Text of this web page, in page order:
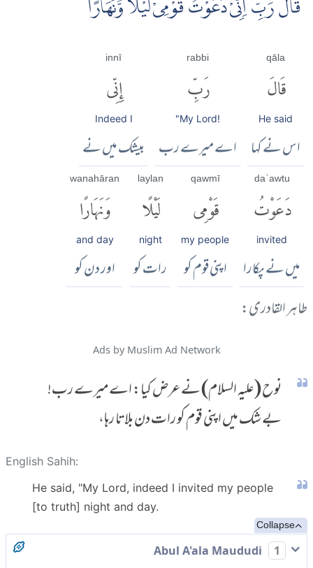
قَالَ رَبِّ اِنِّىْ دَعَوْتُ قَوْمِىْ لَيْلًا وَّنَهَارًا ۙ
qāla
قَالَ
He said
اس نے کہا
rabbi
رَبِّ
"My Lord!
اے میرے رب
innī
إِنِّى
Indeed I
بیشک میں نے
daʿawtu
دَعَوْتُ
invited
میں نے پکارا
qawmī
قَوْمِى
my people
اپنی قوم کو
laylan
لَيْلًا
night
رات کو
wanahāran
وَنَهَارًا
and day
اور دن کو
طاہر القادری:
Ads by Muslim Ad Network
نوح (علیہ السلام) نے عرض کیا: اے میرے رب!
بے شک میں اپنی قوم کو رات دن بلاتا رہا،
English Sahih:
He said, "My Lord, indeed I invited my people
[to truth] night and day.
Collapse
1